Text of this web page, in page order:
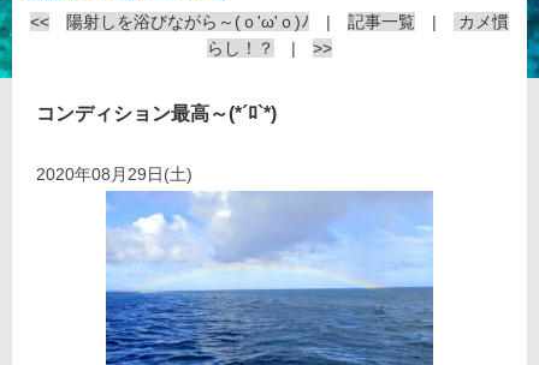
<<
陽射しを浴びながら～(ｏ'ω'ｏ)ﾉ | 記事一覧 |
カメ慣
らし！？
| >>
コンディション最高～(*´ﾛ`*)
2020年08月29日(土)